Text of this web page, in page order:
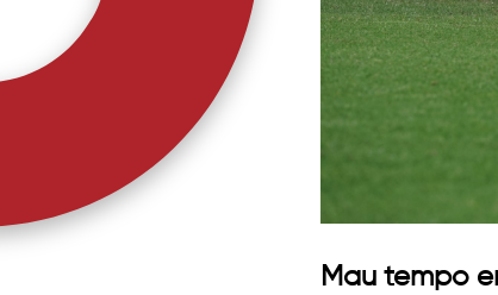
Mau tempo